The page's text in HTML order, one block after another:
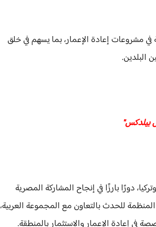
مشروعات إعادة الإعمار، بما يسهم في خلق
البلدين.
بيلدكس"
دورًا بارزًا في إنجاح المشاركة المصرية
من أهم الجهات المنظمة للحدث بالتعاون مع المجموعة العربية،
إعادة الإعمار والاستثمار بالمنطقة.